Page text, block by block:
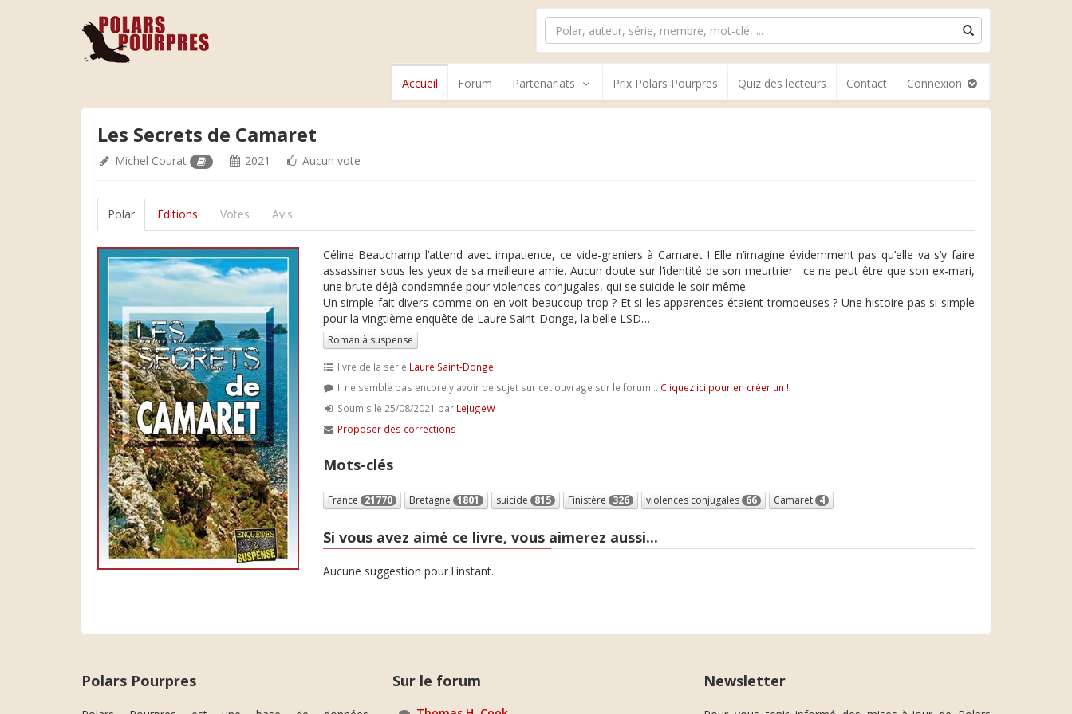
Accueil Forum Partenariats Prix Polars Pourpres Quiz des lecteurs Contact Connexion
Les Secrets de Camaret
Michel Courat 2021 Aucun vote
Polar Editions Votes Avis
Céline Beauchamp l’attend avec impatience, ce vide-greniers à Camaret ! Elle n’imagine évidemment pas qu’elle va s’y faire
assassiner sous les yeux de sa meilleure amie. Aucun doute sur l’identité de son meurtrier : ce ne peut être que son ex-mari,
une brute déjà condamnée pour violences conjugales, qui se suicide le soir même.
Un simple fait divers comme on en voit beaucoup trop ? Et si les apparences étaient trompeuses ? Une histoire pas si simple
pour la vingtième enquête de Laure Saint-Donge, la belle LSD…
Roman à suspense
livre de la série Laure Saint-Donge
Il ne semble pas encore y avoir de sujet sur cet ouvrage sur le forum... Cliquez ici pour en créer un !
Soumis le 25/08/2021 par LeJugeW
Proposer des corrections
Mots-clés
France 21770 Bretagne 1801 suicide 815 Finistère 326 violences conjugales 66 Camaret 4
Si vous avez aimé ce livre, vous aimerez aussi...
Aucune suggestion pour l'instant.
Polars Pourpres Sur le forum Newsletter